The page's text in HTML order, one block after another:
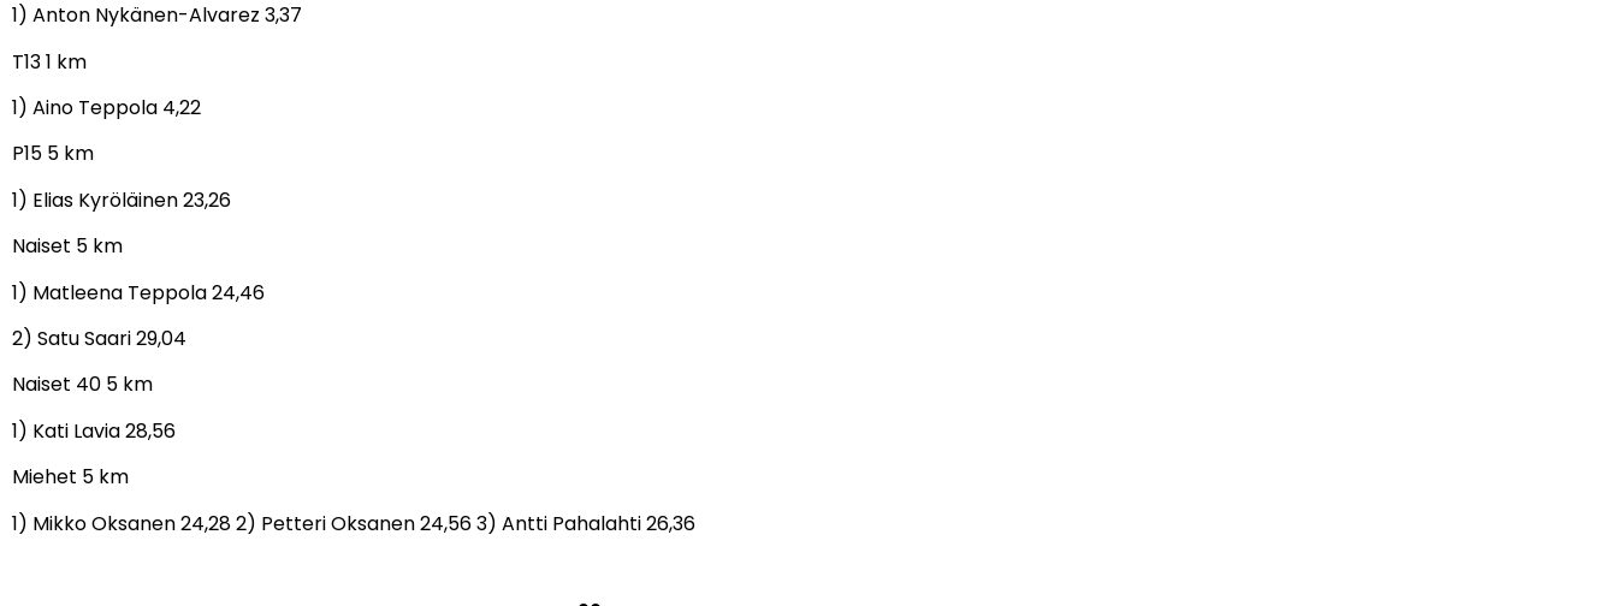
1) Anton Nykänen-Alvarez 3,37
T13 1 km
1) Aino Teppola 4,22
P15 5 km
1) Elias Kyröläinen 23,26
Naiset 5 km
1) Matleena Teppola 24,46
2) Satu Saari 29,04
Naiset 40 5 km
1) Kati Lavia 28,56
Miehet 5 km
1) Mikko Oksanen 24,28 2) Petteri Oksanen 24,56 3) Antti Pahalahti 26,36